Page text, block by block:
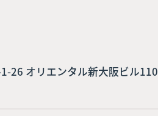
26 オリエンタル新大阪ビル110